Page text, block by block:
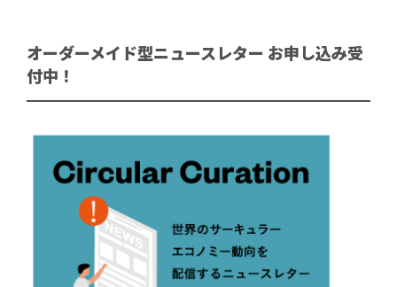
オーダーメイド型ニュースレター お申し込み受
付中！